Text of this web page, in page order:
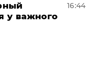
у важного
16:44